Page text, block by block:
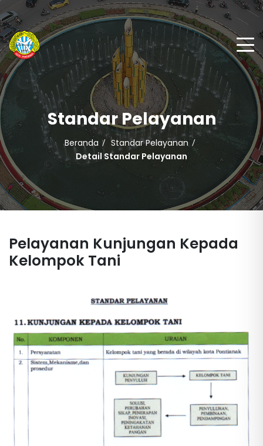
Standar Pelayanan
Beranda
Standar Pelayanan
Detail Standar Pelayanan
Pelayanan Kunjungan Kepada
Kelompok Tani